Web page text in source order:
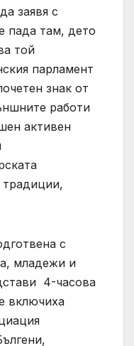
заявя с
пада там, дето
той
парламент
знак от
работи
активен
традиции,
с
младежи и
4-часова
включиха